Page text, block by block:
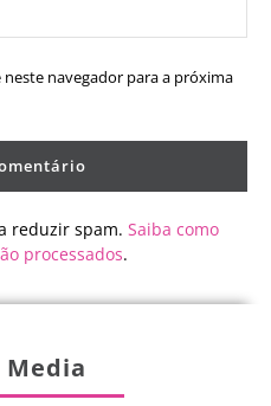
navegador para a próxima
reduzir spam. Saiba como
processados.
Media